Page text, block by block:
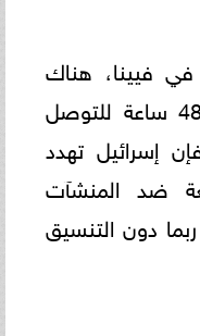
فيينا، هناك
مهلة غير معلنة تصل إلى 48 ساعة للتوصل
إسرائيل تهدد
ضد المنشآت
ربما دون التنسيق